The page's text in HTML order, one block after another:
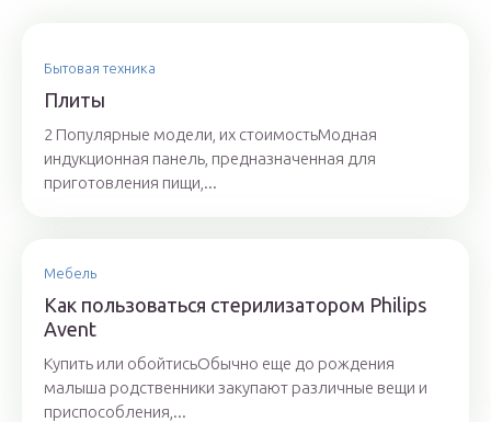
Бытовая техника
Плиты
2 Популярные модели, их стоимостьМодная
индукционная панель, предназначенная для
приготовления пищи,...
Мебель
Как пользоваться стерилизатором Philips
Avent
Купить или обойтисьОбычно еще до рождения
малыша родственники закупают различные вещи и
приспособления,...